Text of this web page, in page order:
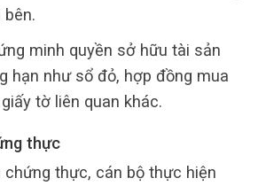
bên.
minh quyền sở hữu tài sản
hạn như sổ đỏ, hợp đồng mua
tờ liên quan khác.
thực
thực, cán bộ thực hiện